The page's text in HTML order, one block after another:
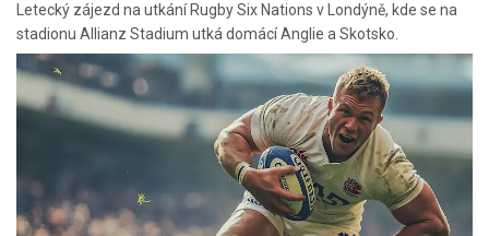
Letecký zájezd na utkání Rugby Six Nations v Londýně, kde se na
stadionu Allianz Stadium utká domácí Anglie a Skotsko.